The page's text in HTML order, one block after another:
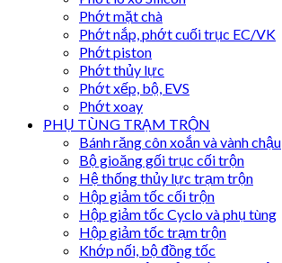
Phớt mặt chà
Phớt nắp, phớt cuối trục EC/VK
Phớt piston
Phớt thủy lực
Phớt xếp, bộ, EVS
Phớt xoay
PHỤ TÙNG TRẠM TRỘN
Bánh răng côn xoắn và vành chậu
Bộ gioăng gối trục cối trộn
Hệ thống thủy lực trạm trộn
Hộp giảm tốc cối trộn
Hộp giảm tốc Cyclo và phụ tùng
Hộp giảm tốc trạm trộn
Khớp nối, bộ đồng tốc